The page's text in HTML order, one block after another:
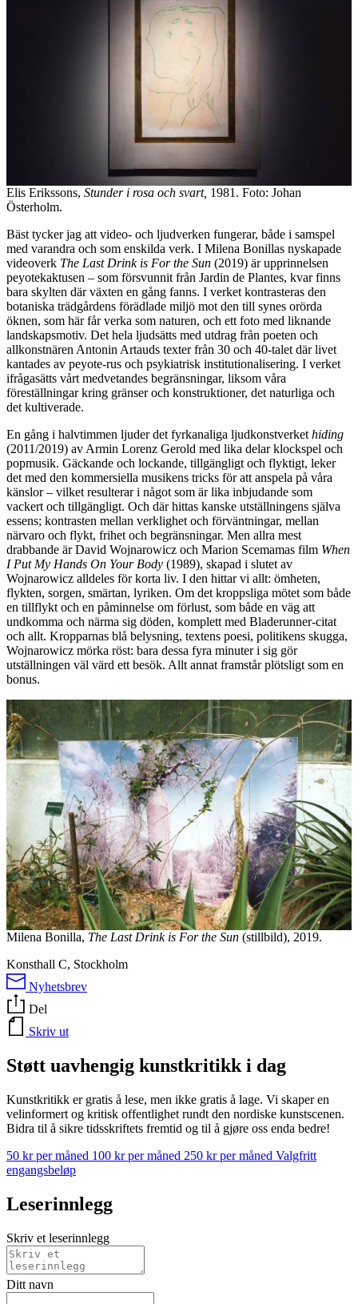
Elis Erikssons, Stunder i rosa och svart, 1981. Foto: Johan
Österholm.
Bäst tycker jag att video- och ljudverken fungerar, både i samspel
med varandra och som enskilda verk. I Milena Bonillas nyskapade
videoverk The Last Drink is For the Sun (2019) är upprinnelsen
peyotekaktusen – som försvunnit från Jardin de Plantes, kvar finns
bara skylten där växten en gång fanns. I verket kontrasteras den
botaniska trädgårdens förädlade miljö mot den till synes orörda
öknen, som här får verka som naturen, och ett foto med liknande
landskapsmotiv. Det hela ljudsätts med utdrag från poeten och
allkonstnären Antonin Artauds texter från 30 och 40-talet där livet
kantades av peyote-rus och psykiatrisk institutionalisering. I verket
ifrågasätts vårt medvetandes begränsningar, liksom våra
föreställningar kring gränser och konstruktioner, det naturliga och
det kultiverade.
En gång i halvtimmen ljuder det fyrkanaliga ljudkonstverket hiding
(2011/2019) av Armin Lorenz Gerold med lika delar klockspel och
popmusik. Gäckande och lockande, tillgängligt och flyktigt, leker
det med den kommersiella musikens tricks för att anspela på våra
känslor – vilket resulterar i något som är lika inbjudande som
vackert och tillgängligt. Och där hittas kanske utställningens själva
essens; kontrasten mellan verklighet och förväntningar, mellan
närvaro och flykt, frihet och begränsningar. Men allra mest
drabbande är David Wojnarowicz och Marion Scemamas film When
I Put My Hands On Your Body (1989), skapad i slutet av
Wojnarowicz alldeles för korta liv. I den hittar vi allt: ömheten,
flykten, sorgen, smärtan, lyriken. Om det kroppsliga mötet som både
en tillflykt och en påminnelse om förlust, som både en väg att
undkomma och närma sig döden, komplett med Bladerunner-citat
och allt. Kropparnas blå belysning, textens poesi, politikens skugga,
Wojnarowicz mörka röst: bara dessa fyra minuter i sig gör
utställningen väl värd ett besök. Allt annat framstår plötsligt som en
bonus.
Milena Bonilla, The Last Drink is For the Sun (stillbild), 2019.
Konsthall C, Stockholm
Nyhetsbrev
Del
Skriv ut
Støtt uavhengig kunstkritikk i dag
Kunstkritikk er gratis å lese, men ikke gratis å lage. Vi skaper en
velinformert og kritisk offentlighet rundt den nordiske kunstscenen.
Bidra til å sikre tidsskriftets fremtid og til å gjøre oss enda bedre!
50 kr per måned 100 kr per måned 250 kr per måned Valgfritt
engangsbeløp
Leserinnlegg
Skriv et leserinnlegg
Ditt navn